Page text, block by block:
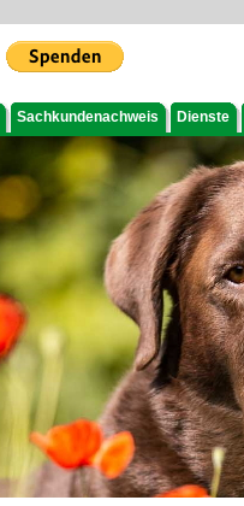
Sachkundenachweis Dienste